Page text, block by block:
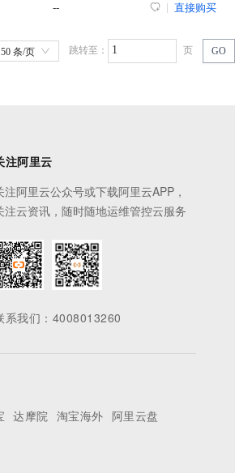
-- 直接购买
50 条/页 跳转至： 页 GO